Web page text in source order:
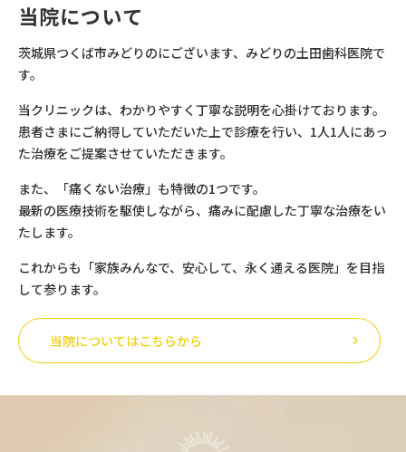
当院について
茨城県つくば市みどりのにございます、みどりの土田歯科医院で
す。
当クリニックは、わかりやすく丁寧な説明を心掛けております。
患者さまにご納得していただいた上で診療を行い、1人1人にあっ
た治療をご提案させていただきます。
また、「痛くない治療」も特徴の1つです。
最新の医療技術を駆使しながら、痛みに配慮した丁寧な治療をい
たします。
これからも「家族みんなで、安心して、永く通える医院」を目指
して参ります。
当院についてはこちらから